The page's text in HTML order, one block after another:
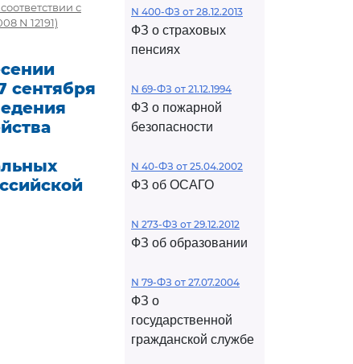
с
N 12191)
сентября
N 400-ФЗ от 28.12.2013
ФЗ о страховых
пенсиях
N 69-ФЗ от 21.12.1994
ФЗ о пожарной
безопасности
N 40-ФЗ от 25.04.2002
ФЗ об ОСАГО
N 273-ФЗ от 29.12.2012
ФЗ об образовании
N 79-ФЗ от 27.07.2004
ФЗ о
государственной
гражданской службе